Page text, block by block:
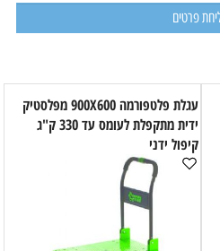
עגלת פלטפורמה 900X600 מפלסטיק
ידית מתקפלת לעומס עד 330 ק"ג
קיפול ידני